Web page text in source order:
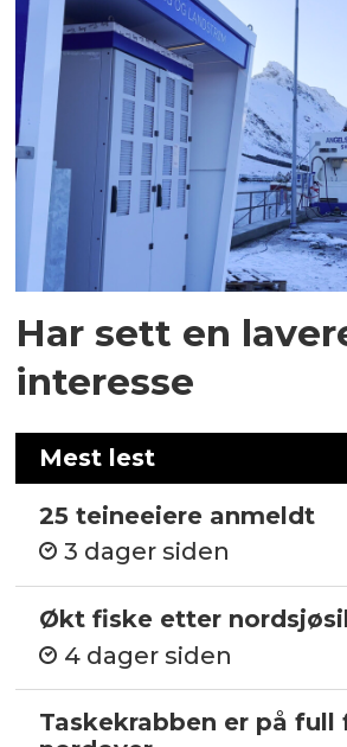
Har sett en
interesse
Mest lest
25 teineeiere anmeldt
3 dager siden
Økt fiske etter
4 dager siden
Taskekrabben er på full